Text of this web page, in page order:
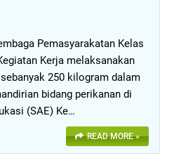
Pemasyarakatan Kelas
Kerja melaksanakan
250 kilogram dalam
bidang perikanan di
(SAE) Ke…
READ MORE »